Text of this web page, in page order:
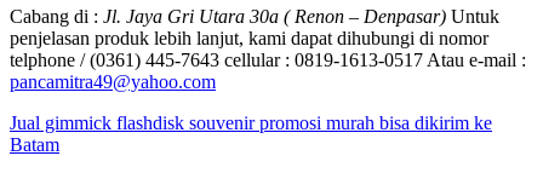
Cabang di : Jl. Jaya Gri Utara 30a ( Renon – Denpasar) Untuk
penjelasan produk lebih lanjut, kami dapat dihubungi di nomor
telphone / (0361) 445-7643 cellular : 0819-1613-0517 Atau e-mail :
pancamitra49@yahoo.com
Jual gimmick flashdisk souvenir promosi murah bisa dikirim ke
Batam